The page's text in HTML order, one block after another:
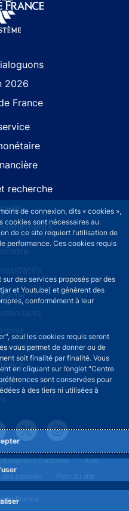
de connexion, dits « cookies »,
cookies sont nécessaires au
de ce site requiert l’utilisation de
performance. Ces cookies requis
des services proposés par des
et Youtube) et génèrent des
conformément à leur
seul les cookies requis seront
vous permet de donner ou de
soit finalité par finalité. Vous
en cliquant sur l’onglet "Centre
sont conservées pour
à des tiers ni utilisées à
2026
France
recherche
Achats
+
de France
conforme
Aide
cookies Plan du site